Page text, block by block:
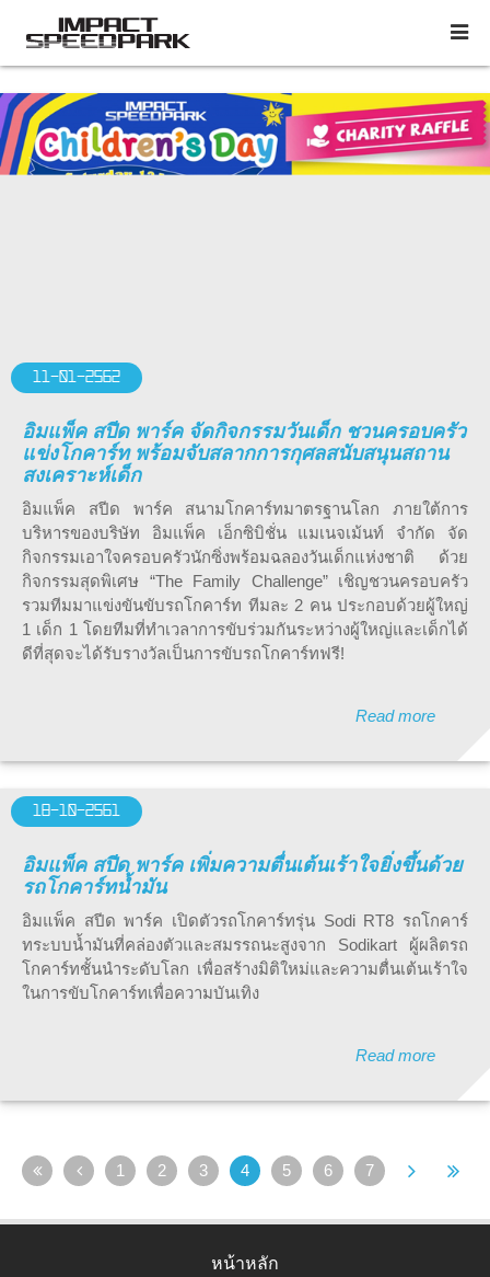
11-01-2562
อิมแพ็ค สปีด พาร์ค จัดกิจกรรมวันเด็ก ชวนครอบครัว
แข่งโกคาร์ท พร้อมจับสลากการกุศลสนับสนุนสถาน
สงเคราะห์เด็ก
อิมแพ็ค สปีด พาร์ค สนามโกคาร์ทมาตรฐานโลก ภายใต้การ
บริหารของบริษัท อิมแพ็ค เอ็กซิบิชั่น แมเนจเม้นท์ จำกัด จัด
กิจกรรมเอาใจครอบครัวนักซิ่งพร้อมฉลองวันเด็กแห่งชาติ ด้วย
กิจกรรมสุดพิเศษ “The Family Challenge” เชิญชวนครอบครัว
รวมทีมมาแข่งขันขับรถโกคาร์ท ทีมละ 2 คน ประกอบด้วยผู้ใหญ่
1 เด็ก 1 โดยทีมที่ทำเวลาการขับร่วมกันระหว่างผู้ใหญ่และเด็กได้
ดีที่สุดจะได้รับรางวัลเป็นการขับรถโกคาร์ทฟรี!
Read more
18-10-2561
อิมแพ็ค สปีด พาร์ค เพิ่มความตื่นเต้นเร้าใจยิ่งขึ้นด้วย
รถโกคาร์ทน้ำมัน
อิมแพ็ค สปีด พาร์ค เปิดตัวรถโกคาร์ทรุ่น Sodi RT8 รถโกคาร์
ทระบบน้ำมันที่คล่องตัวและสมรรถนะสูงจาก Sodikart ผู้ผลิตรถ
โกคาร์ทชั้นนำระดับโลก เพื่อสร้างมิติใหม่และความตื่นเต้นเร้าใจ
ในการขับโกคาร์ทเพื่อความบันเทิง
Read more
1 2 3 4 5 6 7
หน้าหลัก